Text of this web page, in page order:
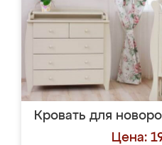
Кровать для
Цена: